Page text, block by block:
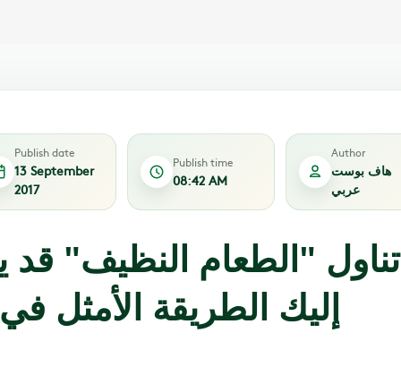
Publish date
13 September
2017
Publish time
08:42 AM
Author
هاف بوست
عربي
تناول "الطعام النظيف"
إليك الطريقة الأمثل